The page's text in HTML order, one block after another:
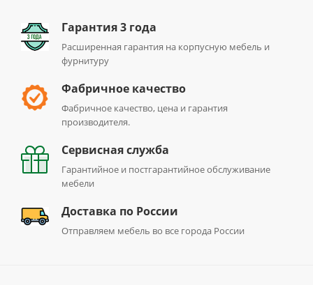
Гарантия 3 года
Расширенная гарантия на корпусную мебель и
фурнитуру
Фабричное качество
Фабричное качество, цена и гарантия
производителя.
Сервисная служба
Гарантийное и постгарантийное обслуживание
мебели
Доставка по России
Отправляем мебель во все города России